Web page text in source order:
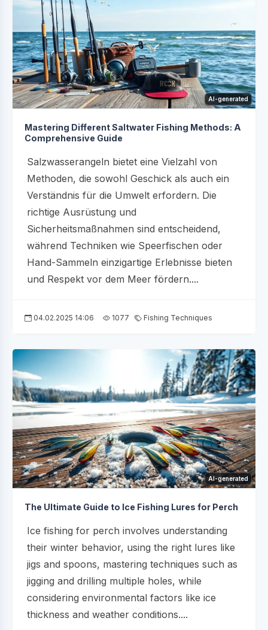
AI-generated
Mastering Different Saltwater Fishing Methods: A
Comprehensive Guide
Salzwasserangeln bietet eine Vielzahl von
Methoden, die sowohl Geschick als auch ein
Verständnis für die Umwelt erfordern. Die
richtige Ausrüstung und
Sicherheitsmaßnahmen sind entscheidend,
während Techniken wie Speerfischen oder
Hand-Sammeln einzigartige Erlebnisse bieten
und Respekt vor dem Meer fördern....
04.02.2025 14:06 1077 Fishing Techniques
AI-generated
The Ultimate Guide to Ice Fishing Lures for Perch
Ice fishing for perch involves understanding
their winter behavior, using the right lures like
jigs and spoons, mastering techniques such as
jigging and drilling multiple holes, while
considering environmental factors like ice
thickness and weather conditions....